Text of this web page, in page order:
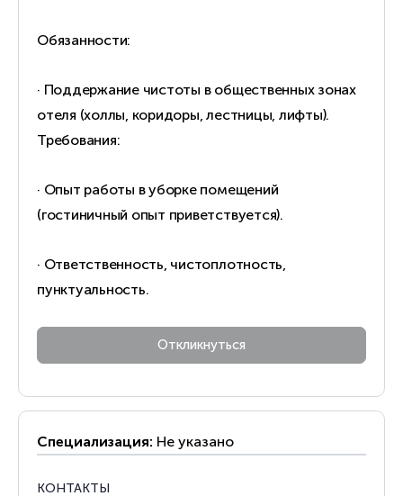
Обязанности:
· Поддержание чистоты в общественных зонах
отеля (холлы, коридоры, лестницы, лифты).
Требования:
· Опыт работы в уборке помещений
(гостиничный опыт приветствуется).
· Ответственность, чистоплотность,
пунктуальность.
Специализация: Не указано
КОНТАКТЫ